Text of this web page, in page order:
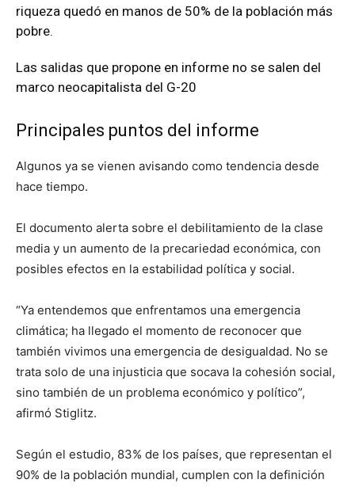
riqueza quedó en manos de 50% de la población más
pobre.
Las salidas que propone en informe no se salen del
marco neocapitalista del G-20
Principales puntos del informe
Algunos ya se vienen avisando como tendencia desde
hace tiempo.
El documento alerta sobre el debilitamiento de la clase
media y un aumento de la precariedad económica, con
posibles efectos en la estabilidad política y social.
“Ya entendemos que enfrentamos una emergencia
climática; ha llegado el momento de reconocer que
también vivimos una emergencia de desigualdad. No se
trata solo de una injusticia que socava la cohesión social,
sino también de un problema económico y político”,
afirmó Stiglitz.
Según el estudio, 83% de los países, que representan el
90% de la población mundial, cumplen con la definición